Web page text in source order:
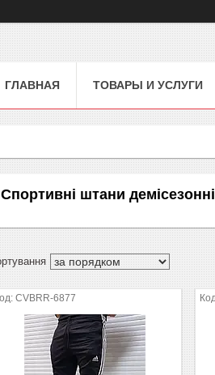
ГЛАВНАЯ ТОВАРЫ И УСЛУГИ
Спортивні штани демісезонні
CVBRR-6877